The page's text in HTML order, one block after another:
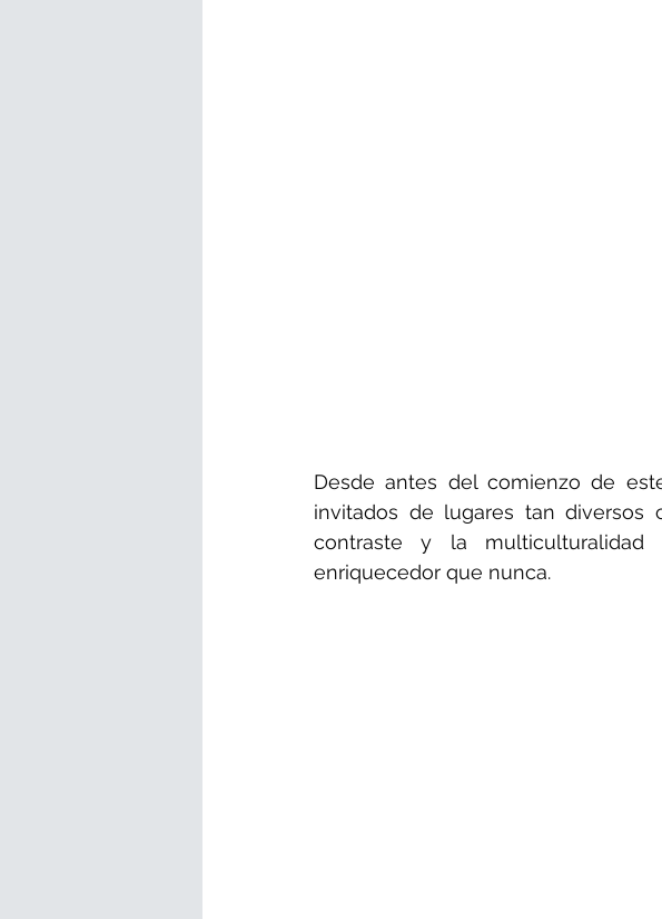
Desde antes del comienzo de
invitados de lugares tan diversos
contraste y la
enriquecedor que nunca.